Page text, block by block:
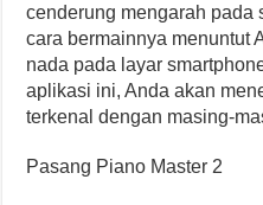
cenderung mengarah pada
cara bermainnya menuntut
nada pada layar
aplikasi ini, Anda akan
terkenal dengan masing-
Pasang Piano Master 2